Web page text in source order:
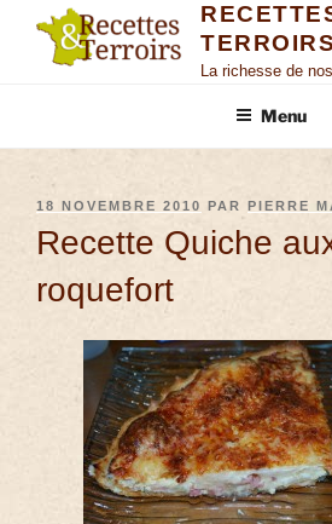
TERROIRS
La richesse de
Menu
18 NOVEMBRE 2010 PAR PIERRE
Recette Quiche
roquefort